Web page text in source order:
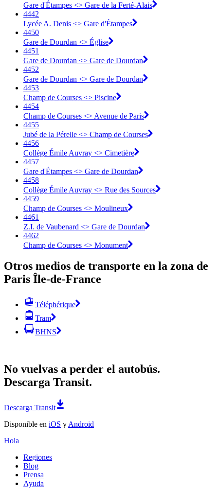
Gare d'Étampes <> Gare de la Ferté-Alais
4442
Lycée A. Denis <> Gare d'Étampes
4450
Gare de Dourdan <> Église
4451
Gare de Dourdan <> Gare de Dourdan
4452
Gare de Dourdan <> Gare de Dourdan
4453
Champ de Courses <> Piscine
4454
Champ de Courses <> Avenue de Paris
4455
Jubé de la Pérelle <> Champ de Courses
4456
Collège Émile Auvray <> Cimetière
4457
Gare d'Étampes <> Gare de Dourdan
4458
Collège Émile Auvray <> Rue des Sources
4459
Champ de Courses <> Moulineux
4461
Z.I. de Vaubenard <> Gare de Dourdan
4462
Champ de Courses <> Monument
Otros medios de transporte en la zona de
Paris Île-de-France
Téléphérique
Tram
BHNS
No vuelvas a perder el autobús.
Descarga Transit.
Descarga Transit
Disponible en iOS y Android
Hola
Regiones
Blog
Prensa
Ayuda